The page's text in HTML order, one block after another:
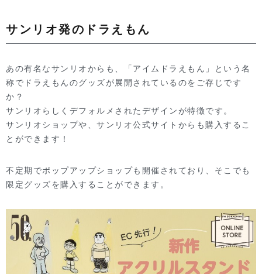
サンリオ発のドラえもん
あの有名なサンリオからも、「アイムドラえもん」という名
称でドラえもんのグッズが展開されているのをご存じです
か？
サンリオらしくデフォルメされたデザインが特徴です。
サンリオショップや、サンリオ公式サイトからも購入するこ
とができます！
不定期でポップアップショップも開催されており、そこでも
限定グッズを購入することができます。